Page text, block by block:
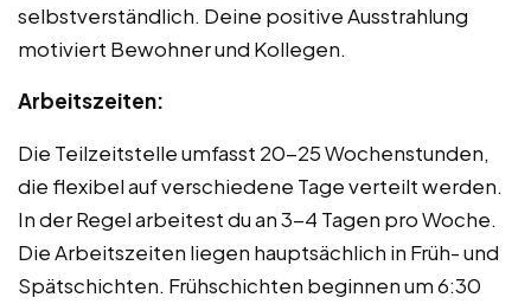
selbstverständlich. Deine positive Ausstrahlung
motiviert Bewohner und Kollegen.
Arbeitszeiten:
Die Teilzeitstelle umfasst 20-25 Wochenstunden,
die flexibel auf verschiedene Tage verteilt werden.
In der Regel arbeitest du an 3-4 Tagen pro Woche.
Die Arbeitszeiten liegen hauptsächlich in Früh- und
Spätschichten. Frühschichten beginnen um 6:30